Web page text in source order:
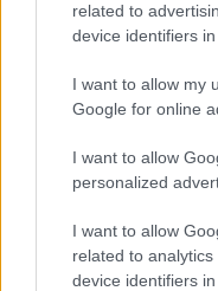
related to
device identifiers in
I want to allow my
Google for online
I want to allow
personalized
I want to allow
related to
device identifiers in
Turiste si
Gallura
Incidente
persone: